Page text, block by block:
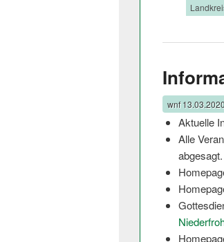
wnf
Aktuelle
Alle
abgesagt.